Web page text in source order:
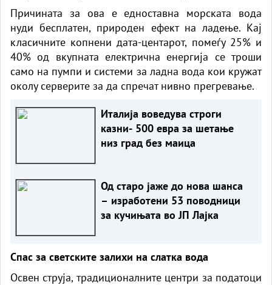
Причината за ова е едноставна морската вода
нуди бесплатен, природен ефект на ладење. Кај
класичните копнени дата-центарот, помеѓу 25% и
40% од вкупната електрична енергија се троши
само на пумпи и системи за ладна вода кои кружат
околу серверите за да спречат нивно прегревање.
Италија воведува строги
казни- 500 евра за шетање
низ град без маица
Од старо јаже до нова шанса
– изработени 53 поводници
за кучињата во ЈП Лајка
Спас за светските залихи на слатка вода
Освен струја, традиционалните центри за податоци